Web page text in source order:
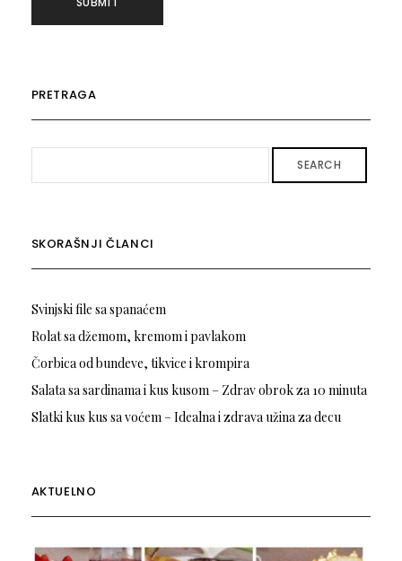
PRETRAGA
SEARCH
SKORAŠNJI ČLANCI
Svinjski file sa spanaćem
Rolat sa džemom, kremom i pavlakom
Čorbica od bundeve, tikvice i krompira
Salata sa sardinama i kus kusom – Zdrav obrok za 10 minuta
Slatki kus kus sa voćem – Idealna i zdrava užina za decu
AKTUELNO